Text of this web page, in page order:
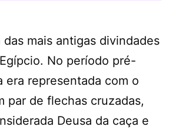
mais antigas divindades
No período pré-
era representada com o
par de flechas cruzadas,
Deusa da caça e